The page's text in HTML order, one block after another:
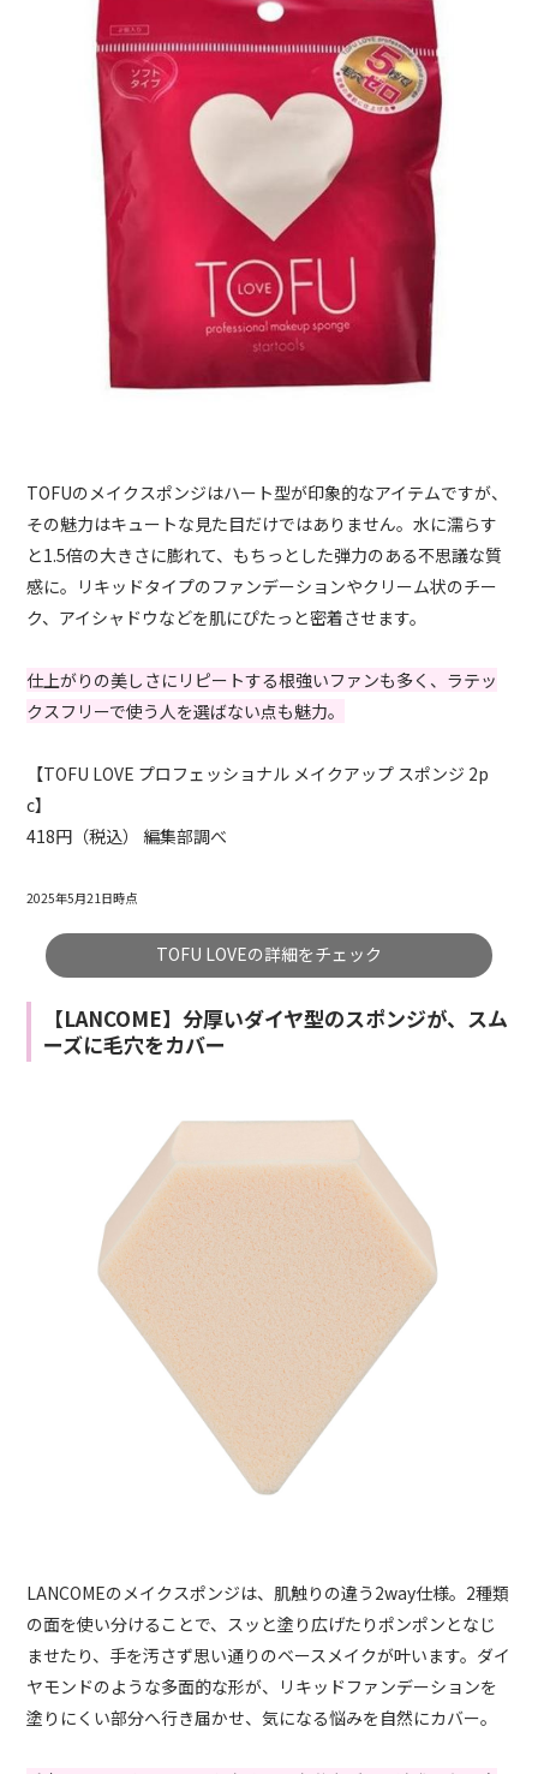
TOFUのメイクスポンジはハート型が印象的なアイテムですが、
その魅力はキュートな見た目だけではありません。水に濡らす
と1.5倍の大きさに膨れて、もちっとした弾力のある不思議な質
感に。リキッドタイプのファンデーションやクリーム状のチー
ク、アイシャドウなどを肌にぴたっと密着させます。
仕上がりの美しさにリピートする根強いファンも多く、ラテッ
クスフリーで使う人を選ばない点も魅力。
【TOFU LOVE プロフェッショナル メイクアップ スポンジ 2p
c】
418円（税込） 編集部調べ
2025年5月21日時点
TOFU LOVEの詳細をチェック
【LANCOME】分厚いダイヤ型のスポンジが、スム
ーズに毛穴をカバー
LANCOMEのメイクスポンジは、肌触りの違う2way仕様。2種類
の面を使い分けることで、スッと塗り広げたりポンポンとなじ
ませたり、手を汚さず思い通りのベースメイクが叶います。ダイ
ヤモンドのような多面的な形が、リキッドファンデーションを
塗りにくい部分へ行き届かせ、気になる悩みを自然にカバー。